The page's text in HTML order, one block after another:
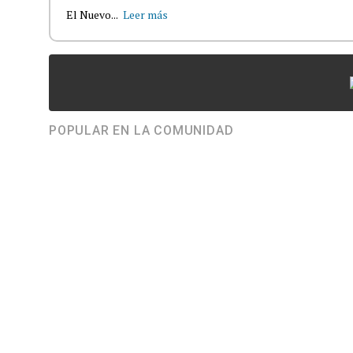
El Nuevo... Leer más
POPULAR EN LA COMUNIDAD